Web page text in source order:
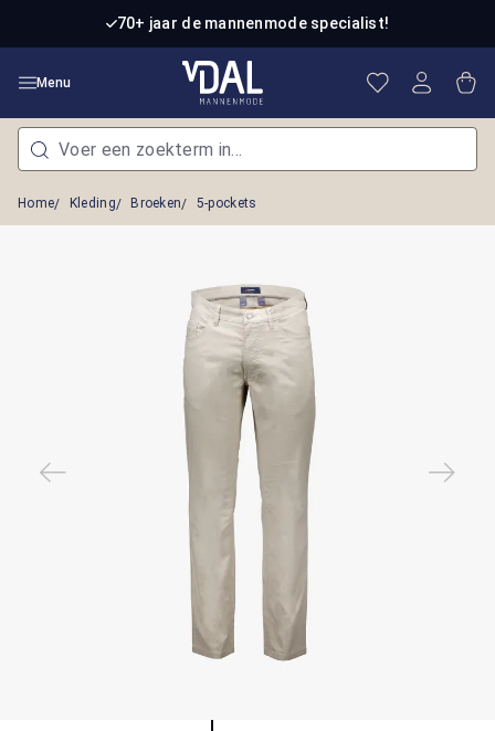
Ga naar de hoofdinhoud70+ jaar de mannenmode specialist!
Menu Je hebt 0
Home Kleding Broeken 5-pockets